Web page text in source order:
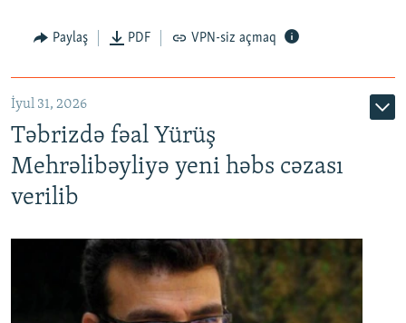
Paylaş PDF VPN-siz açmaq
İyul 31, 2026
Təbrizdə fəal Yürüş
Mehrəlibəyliyə yeni həbs cəzası
verilib